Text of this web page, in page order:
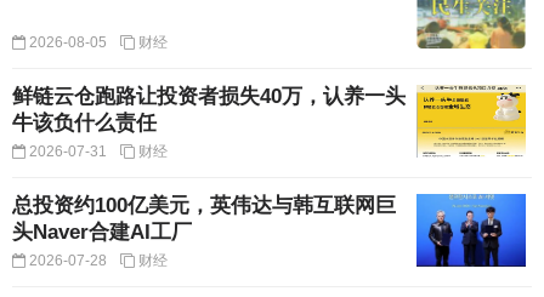
2026-08-05 财经
鲜链云仓跑路让投资者损失40万，认养一头
牛该负什么责任
2026-07-31 财经
总投资约100亿美元，英伟达与韩互联网巨
头Naver合建AI工厂
2026-07-28 财经